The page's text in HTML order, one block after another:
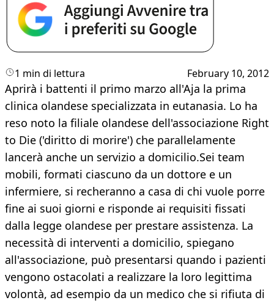
1 min di lettura February 10, 2012
Aprirà i battenti il primo marzo all'Aja la prima
clinica olandese specializzata in eutanasia. Lo ha
reso noto la filiale olandese dell'associazione Right
to Die ('diritto di morire') che parallelamente
lancerà anche un servizio a domicilio.Sei team
mobili, formati ciascuno da un dottore e un
infermiere, si recheranno a casa di chi vuole porre
fine ai suoi giorni e risponde ai requisiti fissati
dalla legge olandese per prestare assistenza. La
necessità di interventi a domicilio, spiegano
all'associazione, può presentarsi quando i pazienti
vengono ostacolati a realizzare la loro legittima
volontà, ad esempio da un medico che si rifiuta di